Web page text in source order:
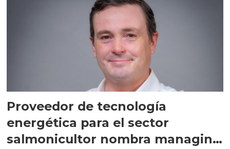
Proveedor de tecnología
energética para el sector
salmonicultor nombra managing